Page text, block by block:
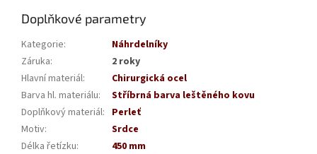
Doplňkové parametry
Kategorie:
Náhrdelníky
Záruka:
2 roky
Hlavní materiál:
Chirurgická ocel
Barva hl. materiálu:
Stříbrná barva leštěného kovu
Doplňkový materiál: Perleť
Motiv:
Srdce
Délka řetízku:
450 mm